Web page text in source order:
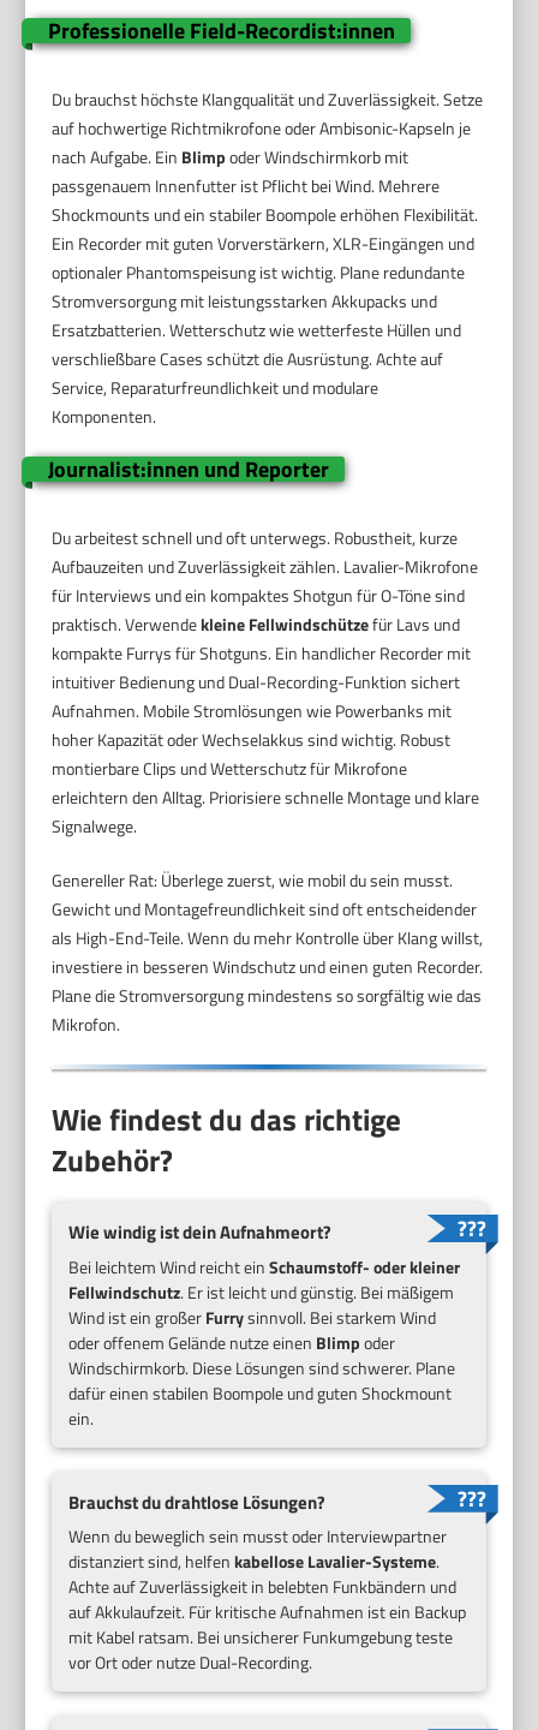
Professionelle Field-Recordist:innen
Du brauchst höchste Klangqualität und Zuverlässigkeit. Setze
auf hochwertige Richtmikrofone oder Ambisonic-Kapseln je
nach Aufgabe. Ein Blimpoder Windschirmkorb mit
passgenauem Innenfutter ist Pflicht bei Wind. Mehrere
Shockmounts und ein stabiler Boompole erhöhen Flexibilität.
Ein Recorder mit guten Vorverstärkern, XLR-Eingängen und
optionaler Phantomspeisung ist wichtig. Plane redundante
Stromversorgung mit leistungsstarken Akkupacks und
Ersatzbatterien. Wetterschutz wie wetterfeste Hüllen und
verschließbare Cases schützt die Ausrüstung. Achte auf
Service, Reparaturfreundlichkeit und modulare
Komponenten.
Journalist:innen und Reporter
Du arbeitest schnell und oft unterwegs. Robustheit, kurze
Aufbauzeiten und Zuverlässigkeit zählen. Lavalier-Mikrofone
für Interviews und ein kompaktes Shotgun für O-Töne sind
praktisch. Verwendekleine Fellwindschützefür Lavs und
kompakte Furrys für Shotguns. Ein handlicher Recorder mit
intuitiver Bedienung und Dual-Recording-Funktion sichert
Aufnahmen. Mobile Stromlösungen wie Powerbanks mit
hoher Kapazität oder Wechselakkus sind wichtig. Robust
montierbare Clips und Wetterschutz für Mikrofone
erleichtern den Alltag. Priorisiere schnelle Montage und klare
Signalwege.
Genereller Rat: Überlege zuerst, wie mobil du sein musst.
Gewicht und Montagefreundlichkeit sind oft entscheidender
als High-End-Teile. Wenn du mehr Kontrolle über Klang willst,
investiere in besseren Windschutz und einen guten Recorder.
Plane die Stromversorgung mindestens so sorgfältig wie das
Mikrofon.
Wie findest du das richtige
Zubehör?
Wie windig ist dein Aufnahmeort?
Bei leichtem Wind reicht einSchaumstoff- oder kleiner
Fellwindschutz. Er ist leicht und günstig. Bei mäßigem
Wind ist ein großerFurrysinnvoll. Bei starkem Wind
oder offenem Gelände nutze einen Blimpoder
Windschirmkorb. Diese Lösungen sind schwerer. Plane
dafür einen stabilen Boompole und guten Shockmount
ein.
Brauchst du drahtlose Lösungen?
Wenn du beweglich sein musst oder Interviewpartner
distanziert sind, helfenkabellose Lavalier-Systeme.
Achte auf Zuverlässigkeit in belebten Funkbändern und
auf Akkulaufzeit. Für kritische Aufnahmen ist ein Backup
mit Kabel ratsam. Bei unsicherer Funkumgebung teste
vor Ort oder nutze Dual-Recording.